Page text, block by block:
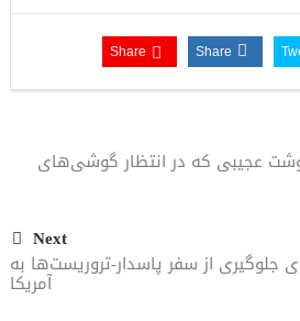
Share
Share
عجیبی که در انتظار گوشی‌های
Next
جلوگیری از سفر پاسدار-تروریست‌ها به
آمریکا